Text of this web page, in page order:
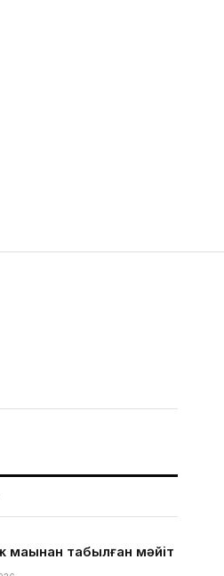
маңынан табылған мәйіт